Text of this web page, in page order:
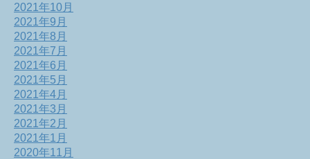
2021年10月
2021年9月
2021年8月
2021年7月
2021年6月
2021年5月
2021年4月
2021年3月
2021年2月
2021年1月
2020年11月